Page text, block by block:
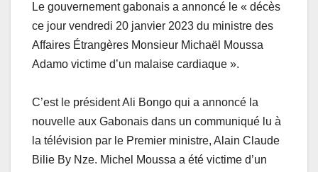
Le gouvernement gabonais a annoncé le « décès
ce jour vendredi 20 janvier 2023 du ministre des
Affaires Étrangères Monsieur Michaël Moussa
Adamo victime d’un malaise cardiaque ».
C’est le président Ali Bongo qui a annoncé la
nouvelle aux Gabonais dans un communiqué lu à
la télévision par le Premier ministre, Alain Claude
Bilie By Nze. Michel Moussa a été victime d’un